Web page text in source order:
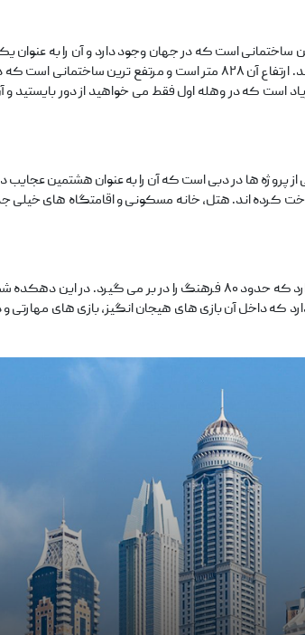
ساختمانی است که در جهان وجود دارد و آن را به
شناسند. ۶ سال طول کشیده تا ساخت آن به اتمام برسد و آن را در ژانویه ۲۰۱۰ افتتاح
که در وهله اول فقط می‌ خواهید از دور بایستید و
پروژه‌ ها در دبی است که آن را به عنوان هشتمین
کرده‌ اند. هتل، خانه مسکونی و اقامتگاه‌ های خیلی
دهکده جهانی دبی یک فضای بزرگ با چند فرهنگ است که داخل آن ۲۶ غرفه وجود دارد که
داخل آن بازی‌ های هیجان انگیز، بازی‌ های مهارتی و